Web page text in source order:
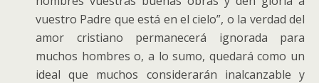
vuestro Padre que está en el cielo”, o la verdad del
amor cristiano permanecerá ignorada para
muchos hombres o, a lo sumo, quedará como un
ideal que muchos considerarán inalcanzable y